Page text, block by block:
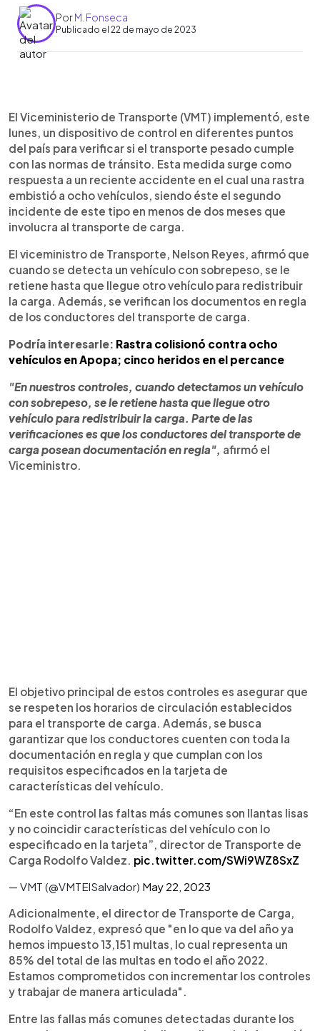
PorM. Fonseca
Publicado el 22 de mayo de 2023
Escuchar artículo
El Viceministerio de Transporte (VMT) implementó, este
lunes, un dispositivo de control en diferentes puntos
del país para verificar si el transporte pesado cumple
con las normas de tránsito. Esta medida surge como
respuesta a un reciente accidente en el cual una rastra
embistió a ocho vehículos, siendo éste el segundo
incidente de este tipo en menos de dos meses que
involucra al transporte de carga.
El viceministro de Transporte, Nelson Reyes, afirmó que
cuando se detecta un vehículo con sobrepeso, se le
retiene hasta que llegue otro vehículo para redistribuir
la carga. Además, se verifican los documentos en regla
de los conductores del transporte de carga.
Podría interesarle: Rastra colisionó contra ocho
vehículos en Apopa; cinco heridos en el percance
"En nuestros controles, cuando detectamos un vehículo
con sobrepeso, se le retiene hasta que llegue otro
vehículo para redistribuir la carga. Parte de las
verificaciones es que los conductores del transporte de
carga posean documentación en regla", afirmó el
Viceministro.
El objetivo principal de estos controles es asegurar que
se respeten los horarios de circulación establecidos
para el transporte de carga. Además, se busca
garantizar que los conductores cuenten con toda la
documentación en regla y que cumplan con los
requisitos especificados en la tarjeta de
características del vehículo.
“En este control las faltas más comunes son llantas lisas
y no coincidir características del vehículo con lo
especificado en la tarjeta”, director de Transporte de
Carga Rodolfo Valdez. pic.twitter.com/SWi9WZ8SxZ
— VMT (@VMTElSalvador) May 22, 2023
Adicionalmente, el director de Transporte de Carga,
Rodolfo Valdez, expresó que "en lo que va del año ya
hemos impuesto 13,151 multas, lo cual representa un
85% del total de las multas en todo el año 2022.
Estamos comprometidos con incrementar los controles
y trabajar de manera articulada".
Entre las fallas más comunes detectadas durante los